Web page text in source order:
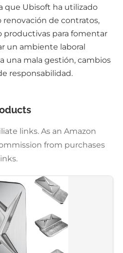
que Ubisoft ha utilizado
renovación de contratos,
productivas para fomentar
un ambiente laboral
una mala gestión, cambios
responsabilidad.
links. As an Amazon
from purchases